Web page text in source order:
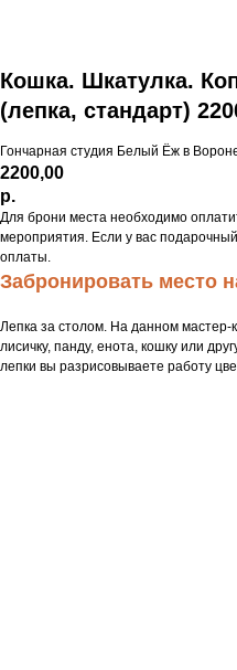
Кошка. Шкатулка.
(лепка, стандарт)
Гончарная студия Белый Ёж в
2200,00
р.
Для брони места необходимо
мероприятия. Если у вас
оплаты.
Забронировать место
Лепка за столом. На данном мастер-
лисичку, панду, енота, кошку или
лепки вы разрисовываете работу